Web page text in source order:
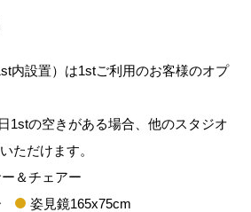
内設置）は1stご利用のお客様のオプ
1stの空きがある場合、他のスタジオ
ただけます。
＆チェアー
姿見鏡165x75cm